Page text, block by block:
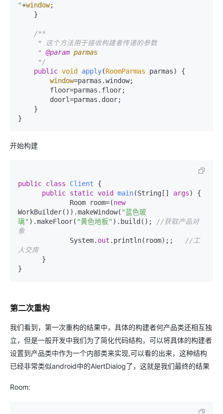
"+window;
/**
     *
@param parmas
     */
public void apply(RoomParmas parmas) {
window=parmas.window;
        floor=parmas.
floor;
        doorl=parmas.
door;
开始构建
public class Client {
public static void main(String[] args)
{
             Room room=(
new
WorkBuilder()).makeWindow( "蓝色玻
璃" ).makeFloor( "黄色地板" ).build();
//获取产品对
象
             System.
out .println(room);;
//工
人交房
第二次重构
我们看到，第一次重构的结果中，具体的构建者何产品类还相互独
立，但是一般开发中我们为了简化代码结构，可以将具体的构建者
设置到产品类中作为一个内部类来实现,可以看的出来，这种结构
已经非常类似android中的AlertDialog了，这就是我们最终的结果
Room: